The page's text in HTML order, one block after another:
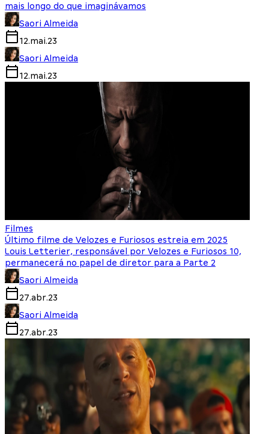
mais longo do que imaginávamos
Saori Almeida
12.mai.23
Saori Almeida
12.mai.23
Filmes
Último filme de Velozes e Furiosos estreia em 2025
Louis Letterier, responsável por Velozes e Furiosos 10,
permanecerá no papel de diretor para a Parte 2
Saori Almeida
27.abr.23
Saori Almeida
27.abr.23